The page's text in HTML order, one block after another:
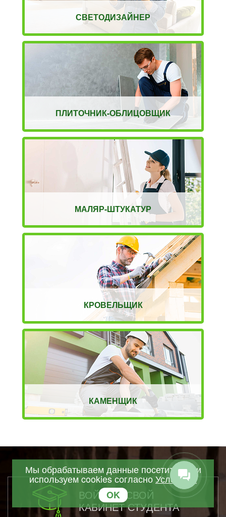
СВЕТОДИЗАЙНЕР
ПЛИТОЧНИК-ОБЛИЦОВЩИК
МАЛЯР-ШТУКАТУР
КРОВЕЛЬЩИК
КАМЕНЩИК
ВОЙТИ В СВОЙ
КАБИНЕТ СТУДЕНТА
Мы обрабатываем данные посетителей и
используем cookies согласноУсловиям
OK